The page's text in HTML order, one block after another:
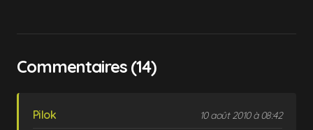
Commentaires (14)
Pilok 10 août 2010 à 08:42